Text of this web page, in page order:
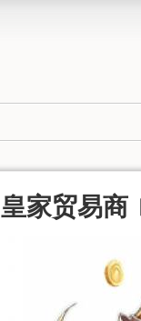
皇家贸易商